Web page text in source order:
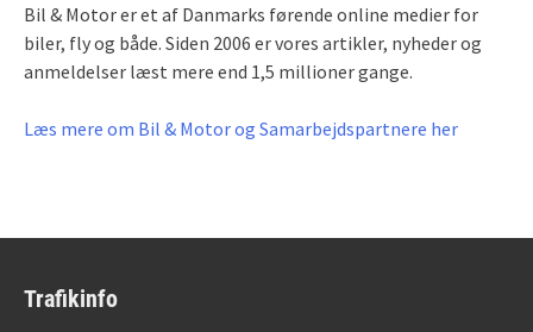
Bil & Motor er et af Danmarks førende online medier for
biler, fly og både. Siden 2006 er vores artikler, nyheder og
anmeldelser læst mere end 1,5 millioner gange.
Læs mere om Bil & Motor og Samarbejdspartnere her
Trafikinfo